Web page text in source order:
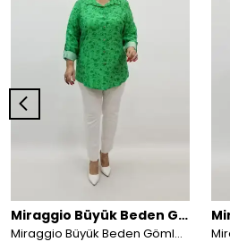
Miraggio Büyük Beden Gömlek
Miraggio Büyük Beden Gömlek 99182 YEŞİL